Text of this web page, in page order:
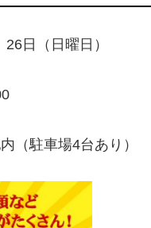
日（日曜日）
（駐車場4台あり）